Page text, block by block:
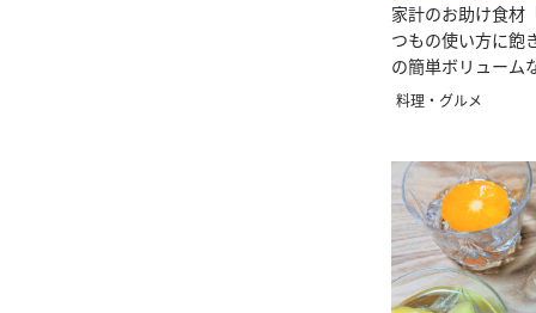
家計のお助け食材
つもの使い方に飽
の簡単ボリューム
料理・グルメ